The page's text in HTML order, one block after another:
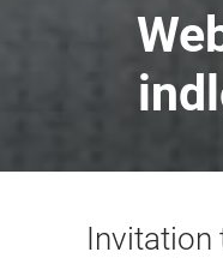
Invitation